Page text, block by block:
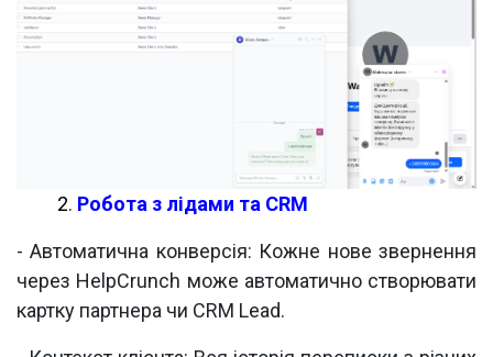
2. Робота з лідами та CRM
- Автоматична конверсія: Кожне нове звернення
через HelpCrunch може автоматично створювати
картку партнера чи CRM Lead.